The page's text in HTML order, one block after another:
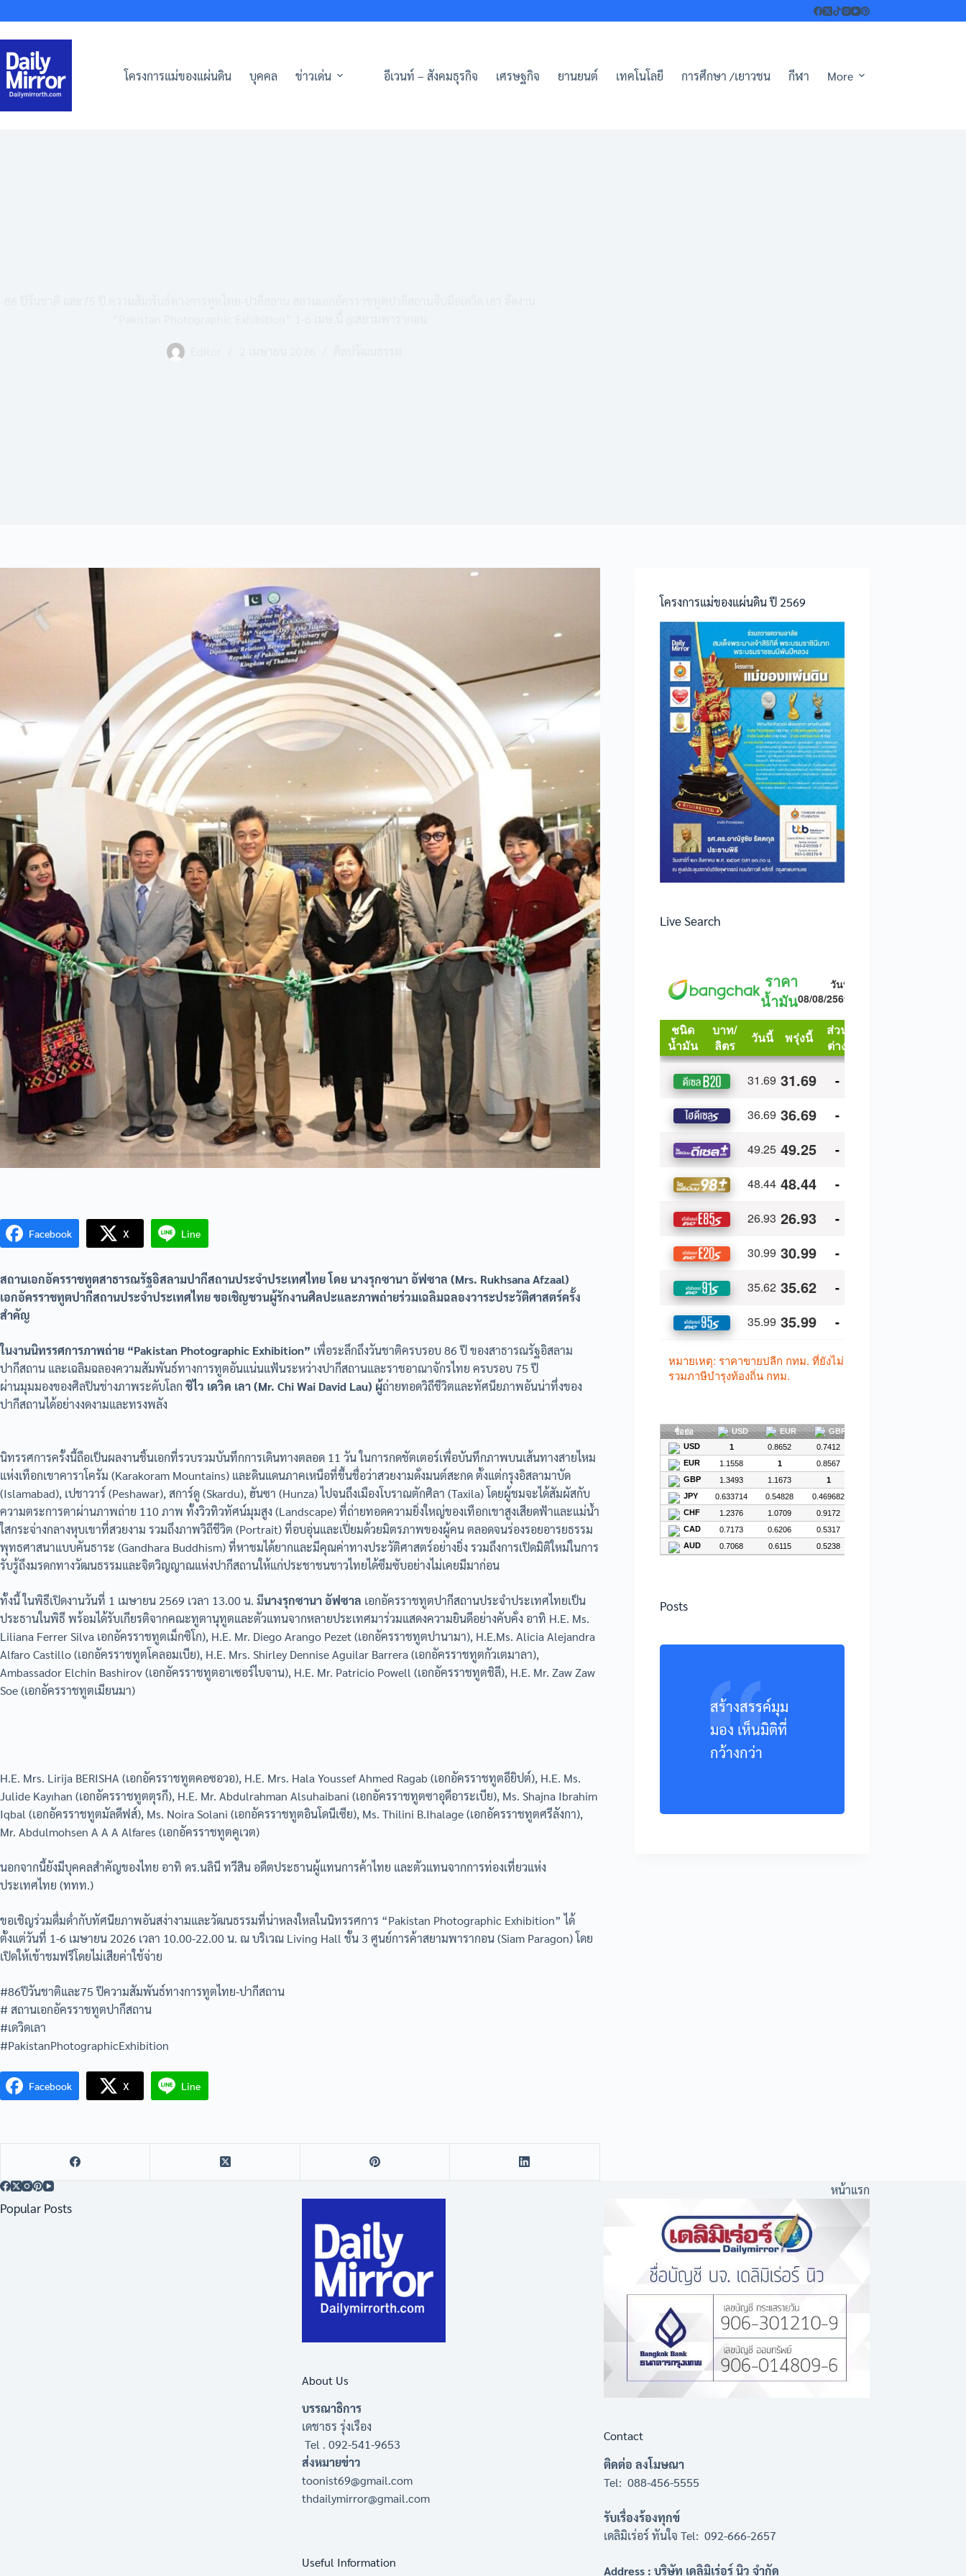
to
content
โครงการแม่ของแผ่นดิน บุคคล ข่าวเด่น อีเวนท์ – สังคมธุรกิจ เศรษฐกิจ ยานยนต์ เทคโนโลยี การศึกษา /เยาวชน กีฬา More
Facebook X Line
สถานเอกอัครราชทูตสาธารณรัฐอิสลามปากีสถานประจำประเทศไทย โดย นางรุกซานา อัฟซาล (Mrs. Rukhsana Afzaal)
เอกอัครราชทูตปากีสถานประจำประเทศไทย ขอเชิญชวนผู้รักงานศิลปะและภาพถ่ายร่วมเฉลิมฉลองวาระประวัติศาสตร์ครั้ง
สำคัญ
ในงานนิทรรศการภาพถ่าย “Pakistan Photographic Exhibition” เพื่อระลึกถึงวันชาติครบรอบ 86 ปี ของสาธารณรัฐอิสลาม
ปากีสถาน และเฉลิมฉลองความสัมพันธ์ทางการทูตอันแน่นแฟ้นระหว่างปากีสถานและราชอาณาจักรไทย ครบรอบ 75 ปี
ผ่านมุมมองของศิลปินช่างภาพระดับโลก ชิไว เดวิด เลา (Mr. Chi Wai David Lau) ผู้ถ่ายทอดวิถีชีวิตและทัศนียภาพอันน่าทึ่งของ
ปากีสถานได้อย่างงดงามและทรงพลัง
นิทรรศการครั้งนี้ถือเป็นผลงานชิ้นเอกที่รวบรวมบันทึกการเดินทางตลอด 11 วัน ในการกดชัตเตอร์เพื่อบันทึกภาพบนเส้นทางสายไหม
แห่งเทือกเขาคาราโครัม (Karakoram Mountains) และดินแดนภาคเหนือที่ขึ้นชื่อว่าสวยงามดั่งมนต์สะกด ตั้งแต่กรุงอิสลามาบัด
(Islamabad), เปชาวาร์ (Peshawar), สการ์ดู (Skardu), ฮันซา (Hunza) ไปจนถึงเมืองโบราณตักศิลา (Taxila) โดยผู้ชมจะได้สัมผัสกับ
ความตระการตาผ่านภาพถ่าย 110 ภาพ ทั้งวิวทิวทัศน์มุมสูง (Landscape) ที่ถ่ายทอดความยิ่งใหญ่ของเทือกเขาสูงเสียดฟ้าและแม่น้ำ
ใสกระจ่างกลางหุบเขาที่สวยงาม รวมถึงภาพวิถีชีวิต (Portrait) ที่อบอุ่นและเปี่ยมด้วยมิตรภาพของผู้คน ตลอดจนร่องรอยอารยธรรม
พุทธศาสนาแบบคันธาระ (Gandhara Buddhism) ที่หาชมได้ยากและมีคุณค่าทางประวัติศาสตร์อย่างยิ่ง รวมถึงการเปิดมิติใหม่ในการ
รับรู้ถึงมรดกทางวัฒนธรรมและจิตวิญญาณแห่งปากีสถานให้แก่ประชาชนชาวไทยได้ซึมซับอย่างไม่เคยมีมาก่อน
ทั้งนี้ ในพิธีเปิดงานวันที่ 1 เมษายน 2569 เวลา 13.00 น. มีนางรุกซานา อัฟซาล เอกอัครราชทูตปากีสถานประจำประเทศไทยเป็น
ประธานในพิธี พร้อมได้รับเกียรติจากคณะทูตานุทูตและตัวแทนจากหลายประเทศมาร่วมแสดงความยินดีอย่างคับคั่ง อาทิ H.E. Ms.
Liliana Ferrer Silva เอกอัครราชทูตเม็กซิโก), H.E. Mr. Diego Arango Pezet (เอกอัครราชทูตปานามา), H.E.Ms. Alicia Alejandra
Alfaro Castillo (เอกอัครราชทูตโคลอมเบีย), H.E. Mrs. Shirley Dennise Aguilar Barrera (เอกอัครราชทูตกัวเตมาลา),
Ambassador Elchin Bashirov (เอกอัครราชทูตอาเซอร์ไบจาน), H.E. Mr. Patricio Powell (เอกอัครราชทูตชิลี), H.E. Mr. Zaw Zaw
Soe (เอกอัครราชทูตเมียนมา)
H.E. Mrs. Lirija BERISHA (เอกอัครราชทูตคอซอวอ), H.E. Mrs. Hala Youssef Ahmed Ragab (เอกอัครราชทูตอียิปต์), H.E. Ms.
Julide Kayıhan (เอกอัครราชทูตตุรกี), H.E. Mr. Abdulrahman Alsuhaibani (เอกอัครราชทูตซาอุดีอาระเบีย), Ms. Shajna Ibrahim
Iqbal (เอกอัครราชทูตมัลดีฟส์), Ms. Noira Solani (เอกอัครราชทูตอินโดนีเซีย), Ms. Thilini B.Ihalage (เอกอัครราชทูตศรีลังกา),
Mr. Abdulmohsen A A A Alfares (เอกอัครราชทูตคูเวต)
นอกจากนี้ยังมีบุคคลสำคัญของไทย อาทิ ดร.นลินี ทวีสิน อดีตประธานผู้แทนการค้าไทย และตัวแทนจากการท่องเที่ยวแห่ง
ประเทศไทย (ททท.)
ขอเชิญร่วมดื่มด่ำกับทัศนียภาพอันสง่างามและวัฒนธรรมที่น่าหลงใหลในนิทรรศการ “Pakistan Photographic Exhibition” ได้
ตั้งแต่วันที่ 1-6 เมษายน 2026 เวลา 10.00-22.00 น. ณ บริเวณ Living Hall ชั้น 3 ศูนย์การค้าสยามพารากอน (Siam Paragon) โดย
เปิดให้เข้าชมฟรีโดยไม่เสียค่าใช้จ่าย
#86ปีวันชาติและ75 ปีความสัมพันธ์ทางการทูตไทย-ปากีสถาน
# สถานเอกอัครราชทูตปากีสถาน
#เดวิดเลา
#PakistanPhotographicExhibition
Facebook X Line
โครงการแม่ของแผ่นดิน ปี 2569
Live Search
Posts
สร้างสรรค์มุม
มอง เห็นมิติที่
กว้างกว่า
หน้าแรก
Popular Posts
About Us
บรรณาธิการ
เดชาธร รุ่งเรือง
Tel . 092-541-9653
ส่งหมายข่าว
toonist69@gmail.com
thdailymirror@gmail.com
Useful Information
Contact
ติดต่อ ลงโมษณา
Tel: 088-456-5555
รับเรื่องร้องทุกข์
เดลิมิเร่อร์ ทันใจ Tel: 092-666-2657
Address : บริษัท เดลิมิเร่อร์ นิว จำกัด